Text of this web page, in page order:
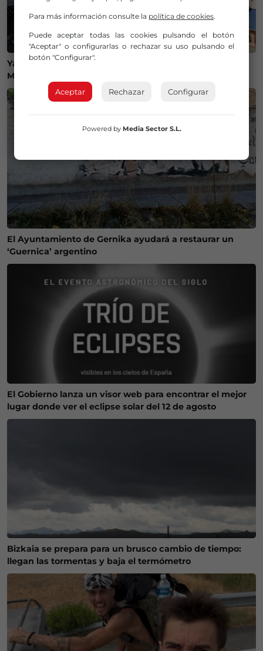
Ya tenemos plan para este lunes: «Nos vamos al
Mercado de San Lorenzo de Getxo»
El Ayuntamiento de Gernika ayudará a restaurar un
‘Guernica’ argentino
El Gobierno lanza un visor web para encontrar el mejor
lugar donde ver el eclipse solar del 12 de agosto
Bizkaia se prepara para un brusco cambio de tiempo:
llegan las tormentas y baja el termómetro
Para más información consulte la política de cookies.
Puede aceptar todas las cookies pulsando el botón
"Aceptar" o configurarlas o rechazar su uso pulsando el
botón "Configurar".
Aceptar Rechazar Configurar
Powered by Media Sector S.L.